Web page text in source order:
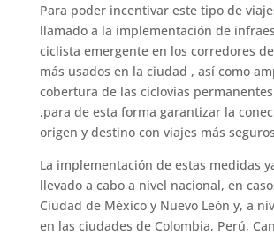
Para poder incentivar este tipo de
llamado a la implementación de
ciclista emergente en los corredores
más usados en la ciudad , así como
cobertura de las ciclovías
,para de esta forma garantizar la
origen y destino con viajes más seguros
La implementación de estas medidas
llevado a cabo a nivel nacional, en
Ciudad de México y Nuevo León y, a
en las ciudades de Colombia, Perú,